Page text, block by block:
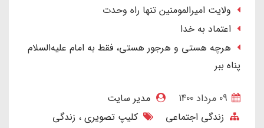
ولایت امیرالمومنین تنها راه وحدت
اعتماد به خدا
هرچه هستی و هرجور هستی، فقط به امام علیه‌السلام
پناه ببر
مدیر سایت
زندگی اجتماعی
کلیپ تصویری زندگی